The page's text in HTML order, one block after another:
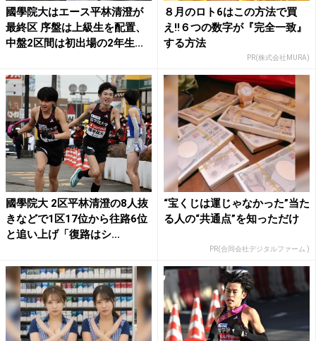
國學院大はエース平林清澄が
最終区 序盤は上級生を配置、
中盤2区間は初出場の2年生...
８月のロト6はこの方法で買
え!!６つの数字が『完全一致』
する方法
PR(株式会社MURA)
國學院大 2区平林清澄の8人抜
きなどで1区17位から往路6位
と追い上げ「復路はシ...
“宝くじは運じゃなかった”当た
る人の“共通点”を知っただけ
PR(合同会社デジタルファーム )